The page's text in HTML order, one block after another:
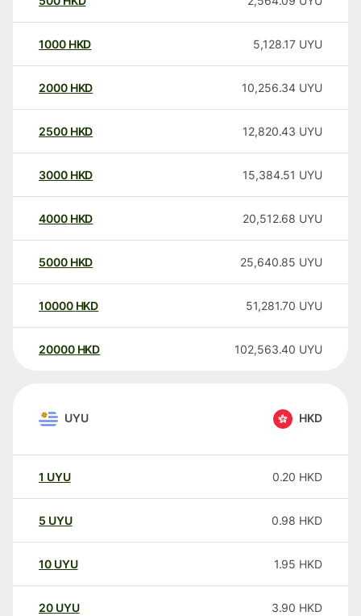
1000 HKD 5,128.17 UYU
2000 HKD 10,256.34 UYU
2500 HKD 12,820.43 UYU
3000 HKD 15,384.51 UYU
4000 HKD 20,512.68 UYU
5000 HKD 25,640.85 UYU
10000 HKD 51,281.70 UYU
20000 HKD 102,563.40 UYU
UYU HKD
1 UYU 0.20 HKD
5 UYU 0.98 HKD
10 UYU 1.95 HKD
20 UYU 3.90 HKD